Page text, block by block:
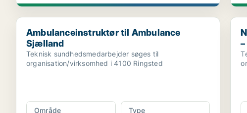
Ambulanceinstruktør til Ambulance Sjælland
Ambulanceinstruktør til Ambulance
Sjælland
Teknisk sundhedsmedarbejder søges til
organisation/virksomhed i 4100 Ringsted
Område
Type